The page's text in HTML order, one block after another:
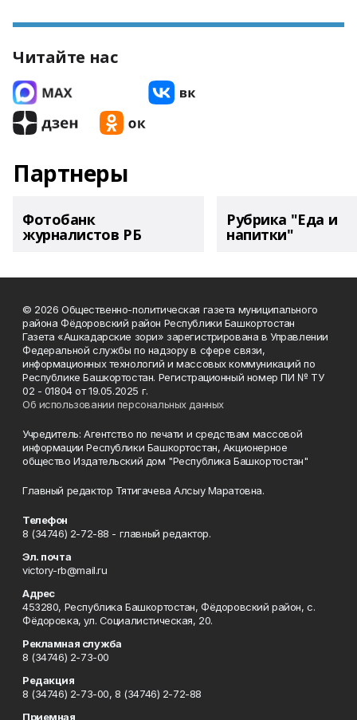
Читайте нас
Партнеры
Фотобанк
журналистов РБ
Рубрика "Еда и
напитки"
© 2026 Общественно-политическая газета муниципального
района Фёдоровский район Республики Башкортостан
Газета «Ашкадарские зори» зарегистрирована в Управлении
Федеральной службы по надзору в сфере связи,
информационных технологий и массовых коммуникаций по
Республике Башкортостан. Регистрационный номер ПИ № ТУ
02 - 01804 от 19.05.2025 г.
Об использовании персональных данных
Учредитель: Агентство по печати и средствам массовой
информации Республики Башкортостан, Акционерное
общество Издательский дом "Республика Башкортостан"
Главный редактор Тятигачева Алсыу Маратовна.
Телефон
8 (34746) 2-72-88 - главный редактор.
Эл. почта
victory-rb@mail.ru
Адрес
453280, Республика Башкортостан, Фёдоровский район, с.
Фёдоровка, ул. Социалистическая, 20.
Рекламная служба
8 (34746) 2-73-00
Редакция
8 (34746) 2-73-00, 8 (34746) 2-72-88
Приемная